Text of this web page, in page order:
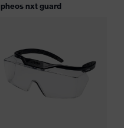
pheos nxt guard